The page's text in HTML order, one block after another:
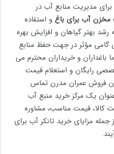
مدیریت منابع آب در
مخزن آب برای باغ و استفاده
بهتر گیاهان و افزایش بهره
گامی مؤثر در جهت حفظ منابع
و خریداران محترم می
رایگان و استعلام قیمت
فروش عمران مدرن تماس
یک مرکز خرید منبع آب
کالا، قیمت مناسب، مشاوره
جمله مزایای خرید تانکر آب برای